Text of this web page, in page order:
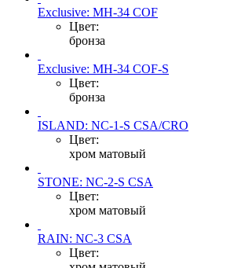
Exclusive: MH-34 COF
Цвет:
бронза
Exclusive: MH-34 COF-S
Цвет:
бронза
ISLAND: NC-1-S CSA/CRO
Цвет:
хром матовый
STONE: NC-2-S CSA
Цвет:
хром матовый
RAIN: NC-3 CSA
Цвет: